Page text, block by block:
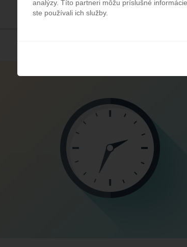
analýzy. Títo partneri môžu príslušné
ste používali ich služby.